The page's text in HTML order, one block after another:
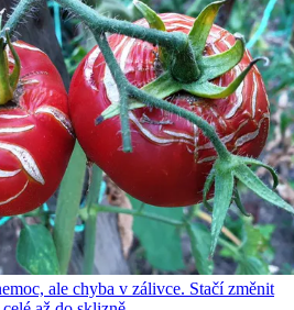
ale chyba v zálivce. Stačí změnit